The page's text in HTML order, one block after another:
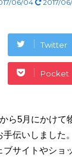
06/04 2017/
Twitter
Pocket
ら5月にかけて
手伝いしました。
ブサイトやショ